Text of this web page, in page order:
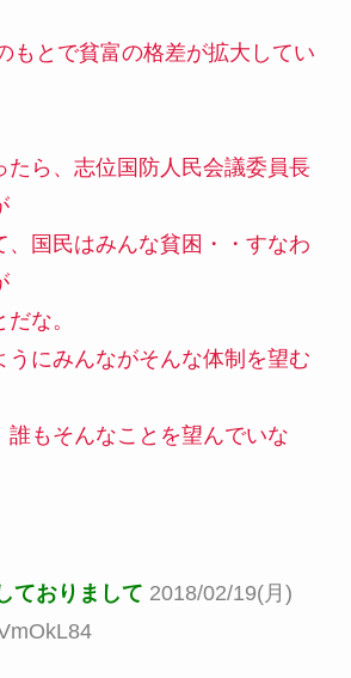
もとで貧富の格差が拡大してい
たら、志位国防人民会議委員長
、国民はみんな貧困・・すなわ
な。
うにみんながそんな体制を望む
誰もそんなことを望んでいな
ておりまして 2018/02/19(月)